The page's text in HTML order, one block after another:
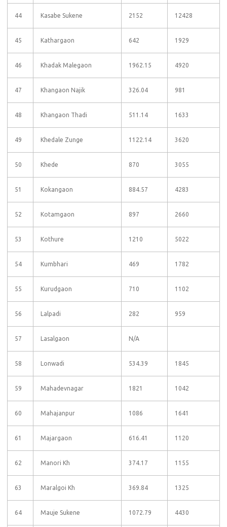
44 Kasabe Sukene 2152 12428
45 Kathargaon 642 1929
46 Khadak Malegaon 1962.15 4920
47 Khangaon Najik 326.04 981
48 Khangaon Thadi 511.14 1633
49 Khedale Zunge 1122.14 3620
50 Khede 870 3055
51 Kokangaon 884.57 4283
52 Kotamgaon 897 2660
53 Kothure 1210 5022
54 Kumbhari 469 1782
55 Kurudgaon 710 1102
56 Lalpadi 282 959
57 Lasalgaon N/A
58 Lonwadi 534.39 1845
59 Mahadevnagar 1821 1042
60 Mahajanpur 1086 1641
61 Majargaon 616.41 1120
62 Manori Kh 374.17 1155
63 Maralgoi Kh 369.84 1325
64 Mauje Sukene 1072.79 4430